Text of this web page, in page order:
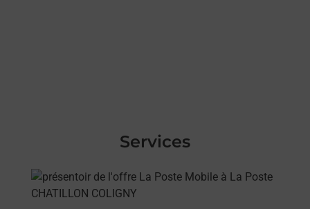
Services
En savoir plus